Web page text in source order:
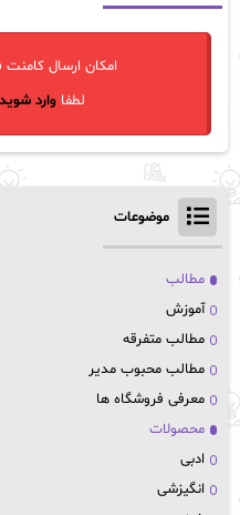
امکان ارسال کامنت
لطفاوارد شوید
موضوعات
مطالب
آموزش
مطالب متفرقه
مطالب محبوب مدیر
معرفی فروشگاه ها
محصولات
ادبی
انگیزشی